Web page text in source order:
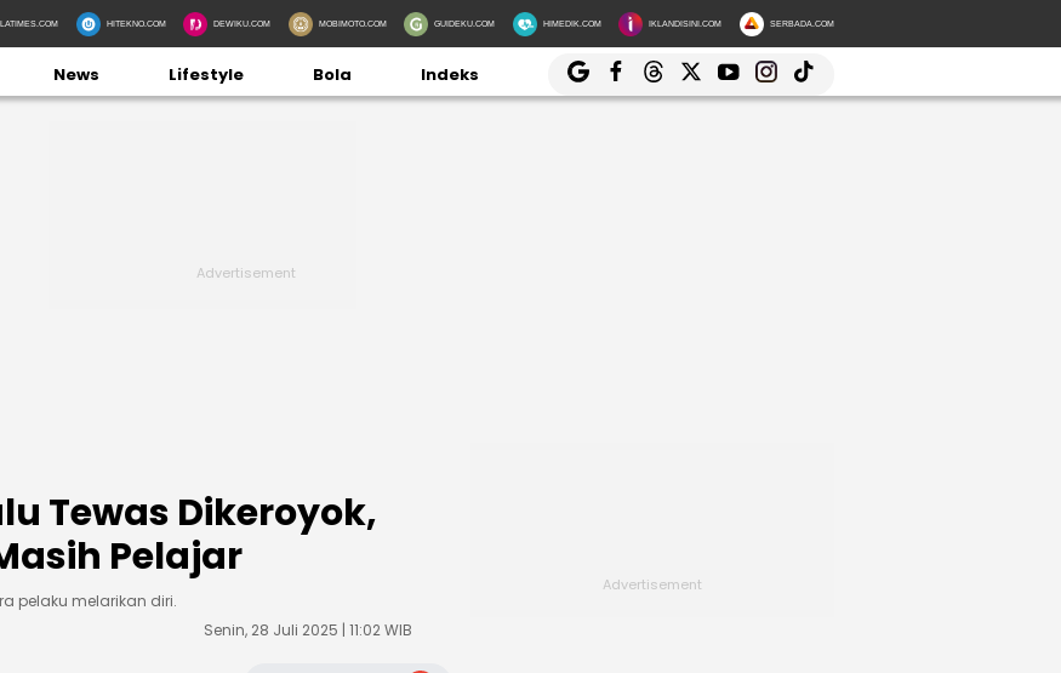
HITEKNO.COM DEWIKU.COM MOBIMOTO.COM GUIDEKU.COM HIMEDIK.COM IKLANDISINI.COM SERBADA.COM
News Lifestyle Bola Indeks
Tewas Dikeroyok,
Pelajar
pelaku melarikan diri.
Senin, 28 Juli 2025 | 11:02 WIB